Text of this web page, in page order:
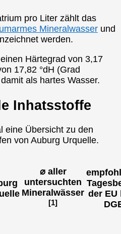
pro Liter zählt das
Mineralwasser und
werden.
Härtegrad von 3,17
17,82 °dH (Grad
als hartes Wasser.
Inhatsstoffe
eine Übersicht zu den
von Auburg Urquelle.
⌀ aller
untersuchten
Mineralwässer
[1]
der EU